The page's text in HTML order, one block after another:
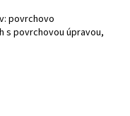
povrchovo
s povrchovou úpravou,